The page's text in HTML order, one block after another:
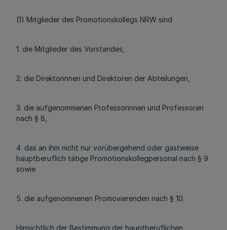
(1) Mitglieder des Promotionskollegs NRW sind
1. die Mitglieder des Vorstandes,
2. die Direktorinnen und Direktoren der Abteilungen,
3. die aufgenommenen Professorinnen und Professoren
nach § 8,
4. das an ihm nicht nur vorübergehend oder gastweise
hauptberuflich tätige Promotionskollegpersonal nach § 9
sowie
5. die aufgenommenen Promovierenden nach § 10.
Hinsichtlich der Bestimmung der hauptberuflichen